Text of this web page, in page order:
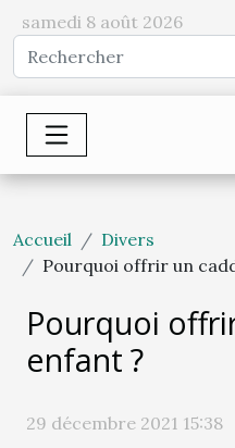
samedi 8 août 2026
Accueil
Divers
Pourquoi offrir un
Pourquoi
enfant ?
29 décembre 2021 15:38